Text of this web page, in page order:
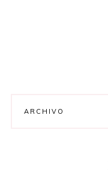
ARCHIVO